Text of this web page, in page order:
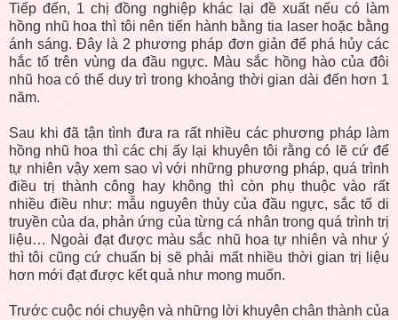
Tiếp đến, 1 chị đồng nghiệp khác lại đề xuất nếu có làm
hồng nhũ hoa thì tôi nên tiến hành bằng tia laser hoặc bằng
ánh sáng. Đây là 2 phương pháp đơn giản để phá hủy các
hắc tố trên vùng da đầu ngực. Màu sắc hồng hào của đôi
nhũ hoa có thể duy trì trong khoảng thời gian dài đến hơn 1
năm.
Sau khi đã tận tình đưa ra rất nhiều các phương pháp làm
hồng nhũ hoa thì các chị ấy lại khuyên tôi rằng có lẽ cứ để
tự nhiên vậy xem sao vì với những phương pháp, quá trình
điều trị thành công hay không thì còn phụ thuộc vào rất
nhiều điều như: mẫu nguyên thủy của đầu ngực, sắc tố di
truyền của da, phản ứng của từng cá nhân trong quá trình trị
liệu… Ngoài đạt được màu sắc nhũ hoa tự nhiên và như ý
thì tôi cũng cứ chuẩn bị sẽ phải mất nhiều thời gian trị liệu
hơn mới đạt được kết quả như mong muốn.
Trước cuộc nói chuyện và những lời khuyên chân thành của